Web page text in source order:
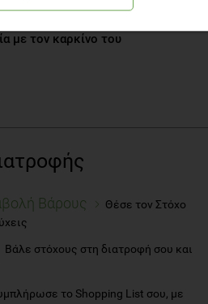
με τον καρκίνο του
Βάρους
Θέσε τον Στόχο
Βάλε στόχους στη διατροφή σου και
το Shopping List σου, με